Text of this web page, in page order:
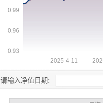
请输入净值日期: